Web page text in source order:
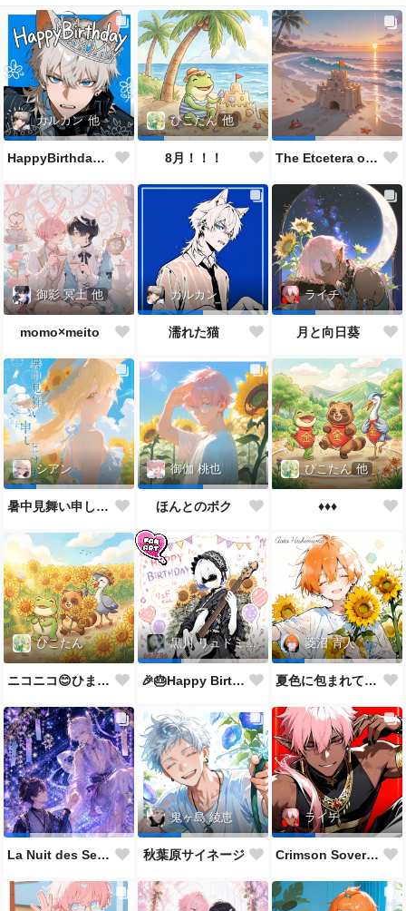
カルカン 他
HappyBirthdayカルくん🐱🎂✨👏🎉
ぴこたん 他
8月！！！ The Etcetera of the Sea and Crabs
御影 冥土 他
momo×meito
カルカン
濡れた猫
ライチ
月と向日葵
シアン
暑中見舞い申し上げます🌻
御伽 桃也
ほんとのボク
ぴこたん 他
♦️♦️♦️
ぴこたん
ニコニコ😊ひまわり🌻
黒川 リュドミーラ
🎉🎂Happy Birthday 🎂🎉
菱沼 青人
夏色に包まれて🌻✨
La Nuit des Sept Étoiles
鬼ヶ島 綾恵
秋葉原サイネージ
ライチ
Crimson Sovereign👑